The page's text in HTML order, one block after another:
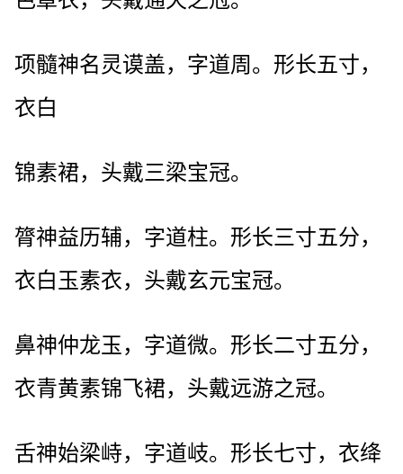
项髓神名灵谟盖，字道周。形长五寸，
衣白
锦素裙，头戴三梁宝冠。
膂神益历辅，字道柱。形长三寸五分，
衣白玉素衣，头戴玄元宝冠。
鼻神仲龙玉，字道微。形长二寸五分，
衣青黄素锦飞裙，头戴远游之冠。
舌神始梁峙，字道岐。形长七寸，衣绛